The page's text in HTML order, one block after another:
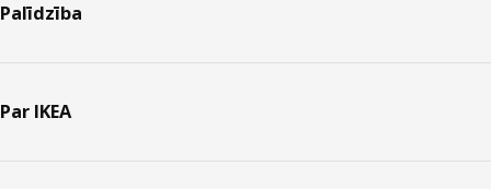
Palīdzība
Par IKEA